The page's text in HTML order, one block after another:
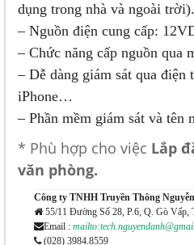
dụng trong nhà và ngoài trời).
– Nguồn điện cung cấp:
– Chức năng cấp nguồn qua
– Dễ dàng giám sát qua điện
iPhone…
– Phần mềm giám sát và
* Phù hợp cho việc Lắp
văn phòng.
Công ty TNHH Truyền Thông
55/11 Đường Số 28, P.6, Q. Gò Vấp,
Email :
(028) 3984.8559